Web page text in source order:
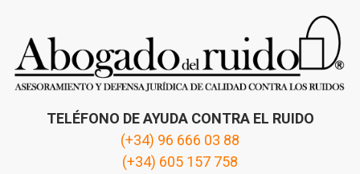
TELÉFONO DE AYUDA CONTRA EL RUIDO
(+34) 96 666 03 88
(+34) 605 157 758